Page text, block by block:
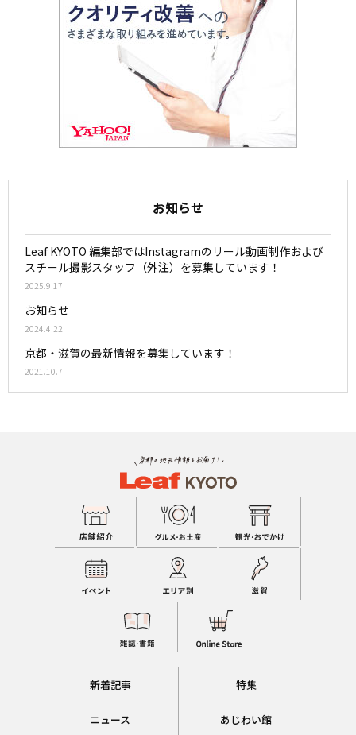
お知らせ
Leaf KYOTO 編集部ではInstagramのリール動画制作および
スチール撮影スタッフ（外注）を募集しています！
2025.9.17
お知らせ
2024.4.22
京都・滋賀の最新情報を募集しています！
2021.10.7
新着記事 特集
ニュース あじわい館